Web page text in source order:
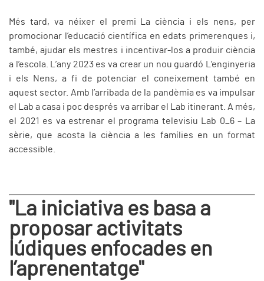
Més tard, va néixer el premi La ciència i els nens, per
promocionar l’educació científica en edats primerenques i,
també, ajudar els mestres i incentivar-los a produir ciència
a l’escola. L’any 2023 es va crear un nou guardó L’enginyeria
i els Nens, a fi de potenciar el coneixement també en
aquest sector. Amb l’arribada de la pandèmia es va impulsar
el Lab a casa i poc després va arribar el Lab itinerant. A més,
el 2021 es va estrenar el programa televisiu Lab 0_6 – La
sèrie, que acosta la ciència a les famílies en un format
accessible.
"La iniciativa es basa a
proposar activitats
lúdiques enfocades en
l’aprenentatge"